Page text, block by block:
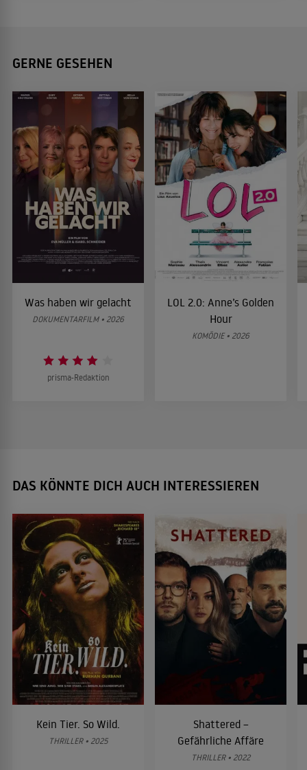
GERNE GESEHEN
Was haben wir gelacht
DOKUMENTARFILM • 2026
prisma-Redaktion
LOL 2.0: Anne’s Golden
Hour
KOMÖDIE • 2026
DAS KÖNNTE DICH AUCH INTERESSIEREN
Kein Tier. So Wild.
THRILLER • 2025
Shattered –
Gefährliche Affäre
THRILLER • 2022